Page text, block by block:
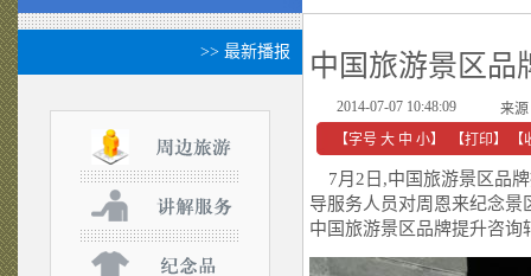
>> 最新播报 中国旅游景区品
2014-07-07 10:48:09
来
【字号 大 中 小】 【打印】
7月2日,中国旅游景区品牌
导服务人员对周恩来纪念
中国旅游景区品牌提升咨询